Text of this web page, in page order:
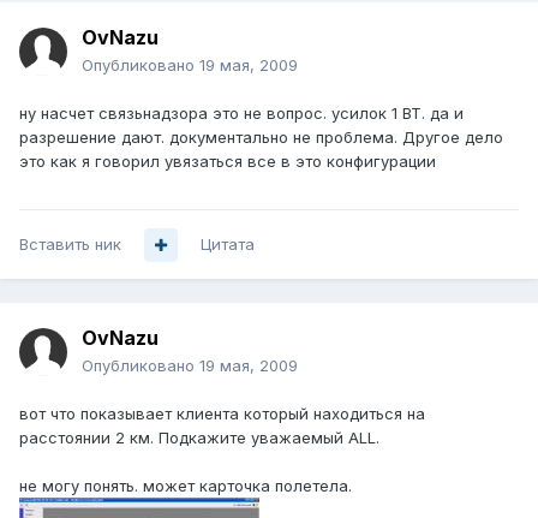
OvNazu
Опубликовано 19 мая, 2009
ну насчет связьнадзора это не вопрос. усилок 1 ВТ. да и
разрешение дают. документально не проблема. Другое дело
это как я говорил увязаться все в это конфигурации
Вставить ник Цитата
OvNazu
Опубликовано 19 мая, 2009
вот что показывает клиента который находиться на
расстоянии 2 км. Подкажите уважаемый ALL.
не могу понять. может карточка полетела.